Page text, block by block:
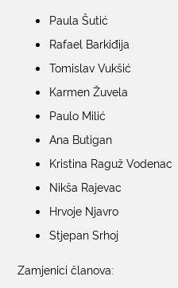
Paula Šutić
Rafael Barkiđija
Tomislav Vukšić
Karmen Žuvela
Paulo Milić
Ana Butigan
Kristina Raguž Vodenac
Nikša Rajevac
Hrvoje Njavro
Stjepan Srhoj
Zamjenici članova: